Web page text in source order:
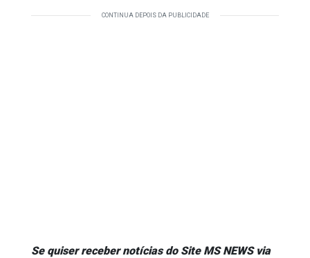
CONTINUA DEPOIS DA PUBLICIDADE
Se quiser receber notícias do Site MS NEWS via